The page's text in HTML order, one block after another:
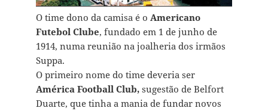
O time dono da camisa é o Americano
Futebol Clube, fundado em 1 de junho de
1914, numa reunião na joalheria dos irmãos
Suppa.
O primeiro nome do time deveria ser
América Football Club, sugestão de Belfort
Duarte, que tinha a mania de fundar novos